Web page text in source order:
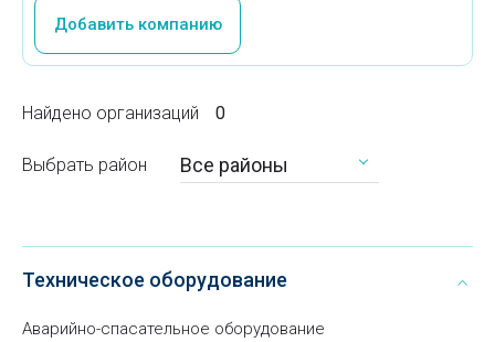
Добавить компанию
Найдено организаций 0
Выбрать район Все районы
Техническое оборудование
Аварийно-спасательное оборудование